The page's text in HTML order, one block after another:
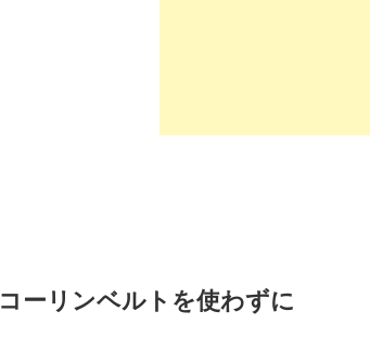
コーリンベルトを使わずに